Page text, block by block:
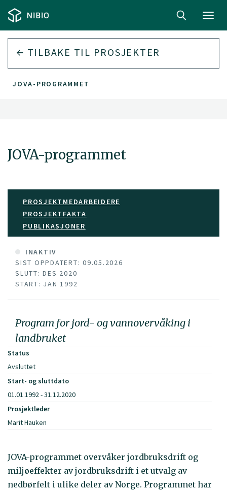
TILBAKE TIL PROSJEKTER
JOVA-PROGRAMMET
JOVA-programmet
PROSJEKTMEDARBEIDERE
PROSJEKTFAKTA
PUBLIKASJONER
INAKTIV
SIST OPPDATERT: 09.05.2026
SLUTT: DES 2020
START: JAN 1992
Program for jord- og vannovervåking i
landbruket
Status
Avsluttet
Start- og sluttdato
01.01.1992 - 31.12.2020
Prosjektleder
Marit Hauken
JOVA-programmet overvåker jordbruksdrift og
miljøeffekter av jordbruksdrift i et utvalg av
nedbørfelt i ulike deler av Norge. Programmet har